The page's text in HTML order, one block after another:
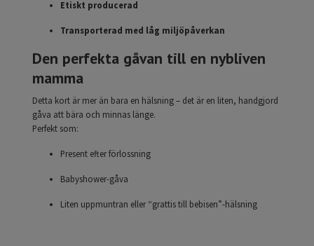
Etiskt producerad
Transporterad med låg miljöpåverkan
Den perfekta gåvan till en nybliven
mamma
Detta kort är mer än bara en hälsning – det är en liten, handgjord
gåva att bära och minnas länge.
Perfekt som:
Present efter förlossning
Babyshower-gåva
Liten uppmuntran eller “grattis till bebisen”-hälsning